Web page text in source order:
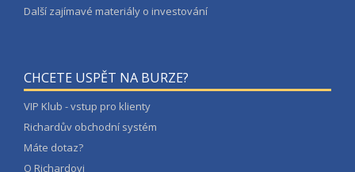
Další zajímavé materiály o investování
CHCETE USPĚT NA BURZE?
VIP Klub - vstup pro klienty
Richardův obchodní systém
Máte dotaz?
O Richardovi